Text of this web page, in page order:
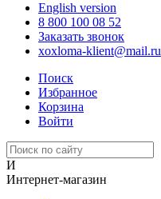
English version
8 800 100 08 52
Заказать звонок
xoxloma-klient@mail.ru
Поиск
Избранное
Корзина
Войти
И
Интернет-магазин